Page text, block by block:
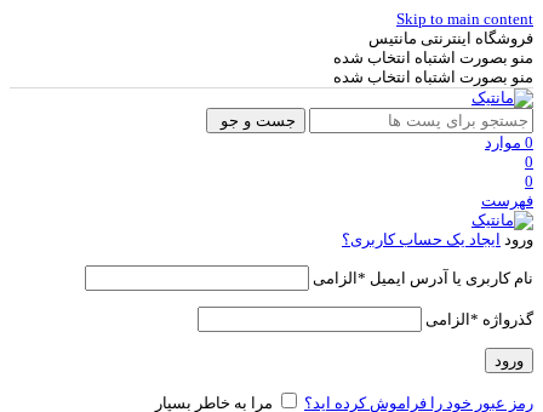
Skip to main content
فروشگاه اینترنتی مانتیس
منو بصورت اشتباه انتخاب شده
منو بصورت اشتباه انتخاب شده
جست و جو
0 موارد
0
0
فهرست
ورود ایجاد یک حساب کاربری؟
نام کاربری یا آدرس ایمیل *الزامی
گذرواژه *الزامی
ورود
رمز عبور خود را فراموش کرده اید؟
مرا به خاطر بسپار